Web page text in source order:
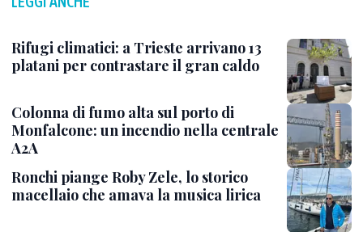
Rifugi climatici: a Trieste arrivano 13
platani per contrastare il gran caldo
Colonna di fumo alta sul porto di
Monfalcone: un incendio nella centrale
A2A
Ronchi piange Roby Zele, lo storico
macellaio che amava la musica lirica